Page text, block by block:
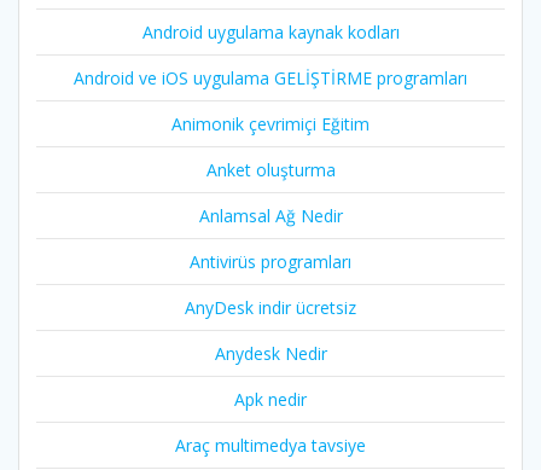
Android uygulama kaynak kodları
Android ve iOS uygulama GELİŞTİRME programları
Animonik çevrimiçi Eğitim
Anket oluşturma
Anlamsal Ağ Nedir
Antivirüs programları
AnyDesk indir ücretsiz
Anydesk Nedir
Apk nedir
Araç multimedya tavsiye